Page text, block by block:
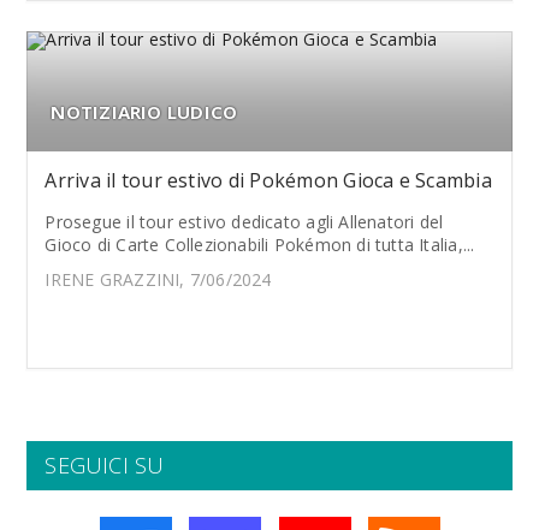
NOTIZIARIO LUDICO
Arriva il tour estivo di Pokémon Gioca e Scambia
Prosegue il tour estivo dedicato agli Allenatori del
Gioco di Carte Collezionabili Pokémon di tutta Italia,...
IRENE GRAZZINI, 7/06/2024
SEGUICI SU